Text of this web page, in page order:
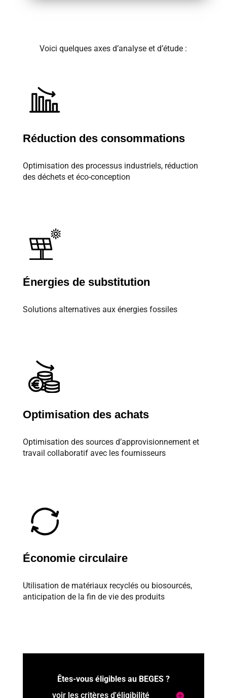
Voici quelques axes d’analyse et d’étude :
Réduction des consommations
Optimisation des processus industriels, réduction
des déchets et éco-conception
Énergies de substitution
Solutions alternatives aux énergies fossiles
Optimisation des achats
Optimisation des sources d’approvisionnement et
travail collaboratif avec les fournisseurs
Économie circulaire
Utilisation de matériaux recyclés ou biosourcés,
anticipation de la fin de vie des produits
Êtes-vous éligibles au BEGES ?
voir les critères d'éligibilité